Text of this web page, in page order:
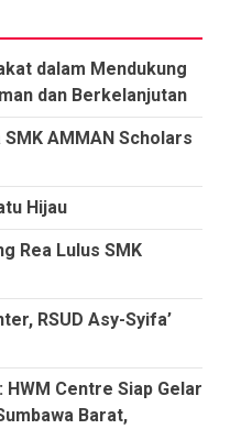
dalam Mendukung
dan Berkelanjutan
AMMAN Scholars
Hijau
Rea Lulus SMK
RSUD Asy-Syifa’
Centre Siap Gelar
Barat,